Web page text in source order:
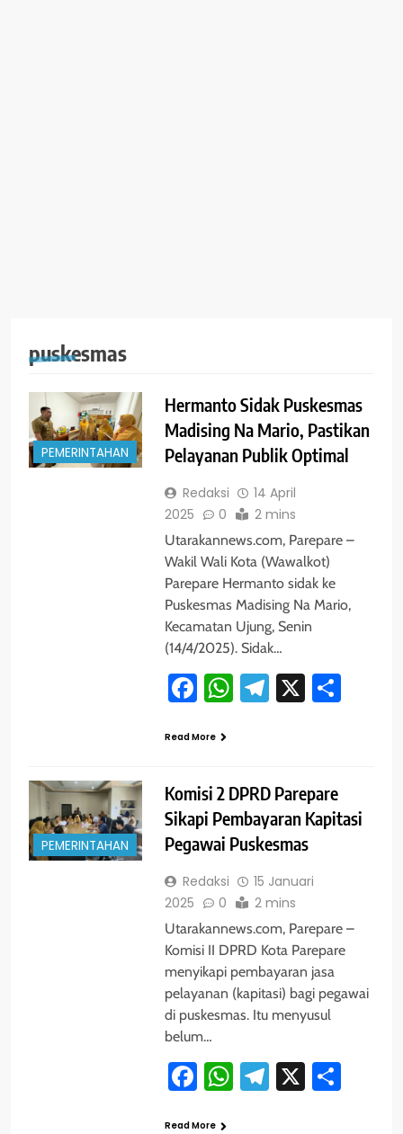
puskesmas
PEMERINTAHAN
Hermanto Sidak Puskesmas
Madising Na Mario, Pastikan
Pelayanan Publik Optimal
Redaksi
14 April
2025
0 2 mins
Utarakannews.com, Parepare –
Wakil Wali Kota (Wawalkot)
Parepare Hermanto sidak ke
Puskesmas Madising Na Mario,
Kecamatan Ujung, Senin
(14/4/2025). Sidak…
Facebook
WhatsApp
Telegram
X
Read More
PEMERINTAHAN
Komisi 2 DPRD Parepare
Sikapi Pembayaran Kapitasi
Pegawai Puskesmas
Redaksi
15 Januari
2025
0 2 mins
Utarakannews.com, Parepare –
Komisi II DPRD Kota Parepare
menyikapi pembayaran jasa
pelayanan (kapitasi) bagi pegawai
di puskesmas. Itu menyusul
belum…
Facebook
WhatsApp
Telegram
X
Read More